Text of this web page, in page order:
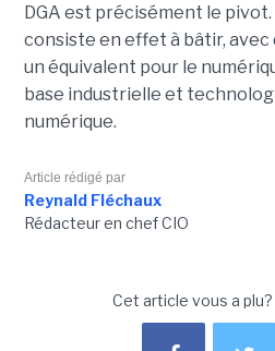
DGA est précisément le
consiste en effet à bâtir,
un équivalent pour le
base industrielle et
numérique.
Article rédigé par
Reynald Fléchaux
Rédacteur en chef CIO
Cet article vous a plu?